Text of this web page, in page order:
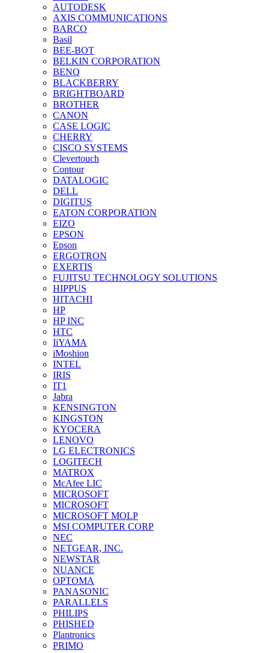
AUTODESK
AXIS COMMUNICATIONS
BARCO
Basil
BEE-BOT
BELKIN CORPORATION
BENQ
BLACKBERRY
BRIGHTBOARD
BROTHER
CANON
CASE LOGIC
CHERRY
CISCO SYSTEMS
Clevertouch
Contour
DATALOGIC
DELL
DIGITUS
EATON CORPORATION
EIZO
EPSON
Epson
ERGOTRON
EXERTIS
FUJITSU TECHNOLOGY SOLUTIONS
HIPPUS
HITACHI
HP
HP INC
HTC
IiYAMA
iMoshion
INTEL
IRIS
IT1
Jabra
KENSINGTON
KINGSTON
KYOCERA
LENOVO
LG ELECTRONICS
LOGITECH
MATROX
McAfee LIC
MICROSOFT
MICROSOFT
MICROSOFT MOLP
MSI COMPUTER CORP
NEC
NETGEAR, INC.
NEWSTAR
NUANCE
OPTOMA
PANASONIC
PARALLELS
PHILIPS
PHISHED
Plantronics
PRIMO